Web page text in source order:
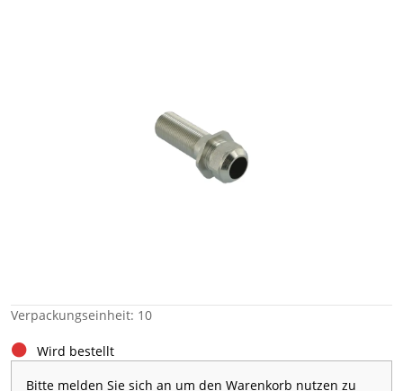
Verpackungseinheit: 10
Wird bestellt
Bitte melden Sie sich an um den Warenkorb nutzen zu